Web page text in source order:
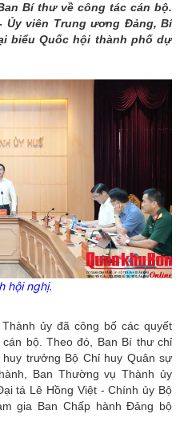
Bí thư về công tác cán bộ.
viên Trung ương Đảng, Bí
biểu Quốc hội thành phố dự
hội nghị.
ủy đã công bố các quyết
bộ. Theo đó, Ban Bí thư chỉ
trưởng Bộ Chỉ huy Quân sự
Ban Thường vụ Thành ủy
tá Lê Hồng Việt - Chính ủy Bộ
gia Ban Chấp hành Đảng bộ